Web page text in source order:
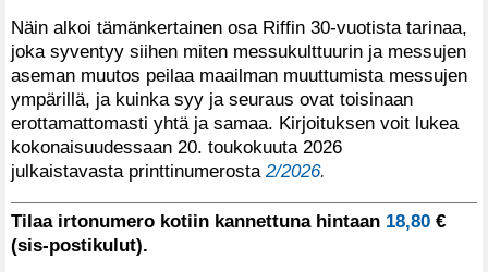
Näin alkoi tämänkertainen osa Riffin 30-vuotista tarinaa,
joka syventyy siihen miten messukulttuurin ja messujen
aseman muutos peilaa maailman muuttumista messujen
ympärillä, ja kuinka syy ja seuraus ovat toisinaan
erottamattomasti yhtä ja samaa. Kirjoituksen voit lukea
kokonaisuudessaan 20. toukokuuta 2026
julkaistavasta printtinumerosta 2/2026.
Tilaa irtonumero kotiin kannettuna hintaan 18,80 €
(sis-postikulut).